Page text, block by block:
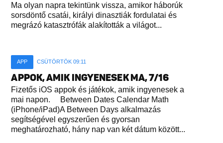
Ma olyan napra tekintünk vissza, amikor háborúk
sorsdöntő csatái, királyi dinasztiák fordulatai és
megrázó katasztrófák alakították a világot...
APP CSÜTÖRTÖK 09:11
APPOK, AMIK INGYENESEK MA, 7/16
Fizetős iOS appok és játékok, amik ingyenesek a
mai napon. Between Dates Calendar Math
(iPhone/iPad)A Between Days alkalmazás
segítségével egyszerűen és gyorsan
meghatározható, hány nap van két dátum között...